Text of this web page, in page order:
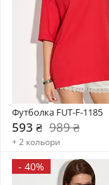
Футболка FUT-F-1185
593 ₴ 989 ₴
+ 2 кольори
- 40%